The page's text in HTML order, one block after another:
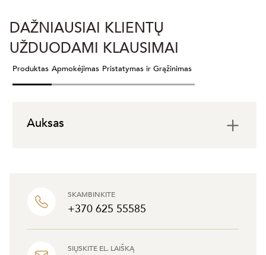
SKAMBINKITE
+370 625 55585
SIŲSKITE EL. LAIŠKĄ
DAŽNIAUSIAI KLIENTŲ
UŽDUODAMI KLAUSIMAI
Produktas Apmokėjimas Pristatymas ir Grąžinimas
Auksas